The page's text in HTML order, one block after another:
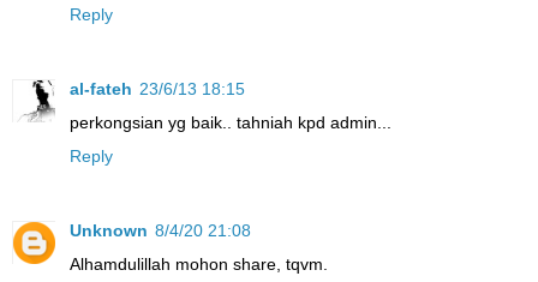
Reply
al-fateh 23/6/13 18:15
perkongsian yg baik.. tahniah kpd admin...
Reply
Unknown 8/4/20 21:08
Alhamdulillah mohon share, tqvm.